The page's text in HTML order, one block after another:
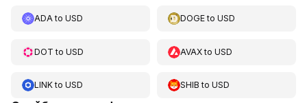
ADAto USD DOGEtoUSD
DOT to USD AVAXtoUSD
LINKto USD SHIB toUSD